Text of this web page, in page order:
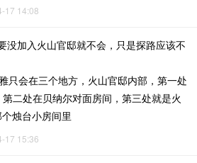
17 14:08
没加入火山官邸就不会，只是探路应该不
只会在三个地方，火山官邸内部，第一处
二处在贝纳尔对面房间，第三处就是火
烛台小房间里
17 15:36